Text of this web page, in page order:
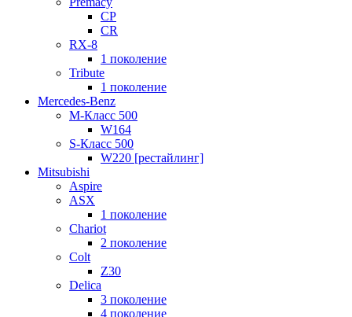
CP
CR
RX-8
1 поколение
Tribute
1 поколение
Mercedes-Benz
M-Класс 500
W164
S-Класс 500
W220 [рестайлинг]
Mitsubishi
Aspire
ASX
1 поколение
Chariot
2 поколение
Colt
Z30
Delica
3 поколение
4 поколение